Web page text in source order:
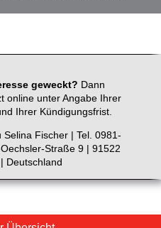
geweckt? Dann
online unter Angabe Ihrer
Ihrer Kündigungsfrist.
Selina Fischer | Tel. 0981-
Straße 9 | 91522
Deutschland